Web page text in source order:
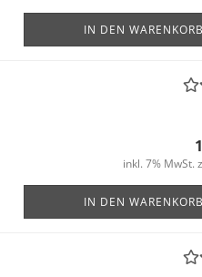
IN DEN WARENKORB
inkl. 7% MwSt.
IN DEN WARENKORB